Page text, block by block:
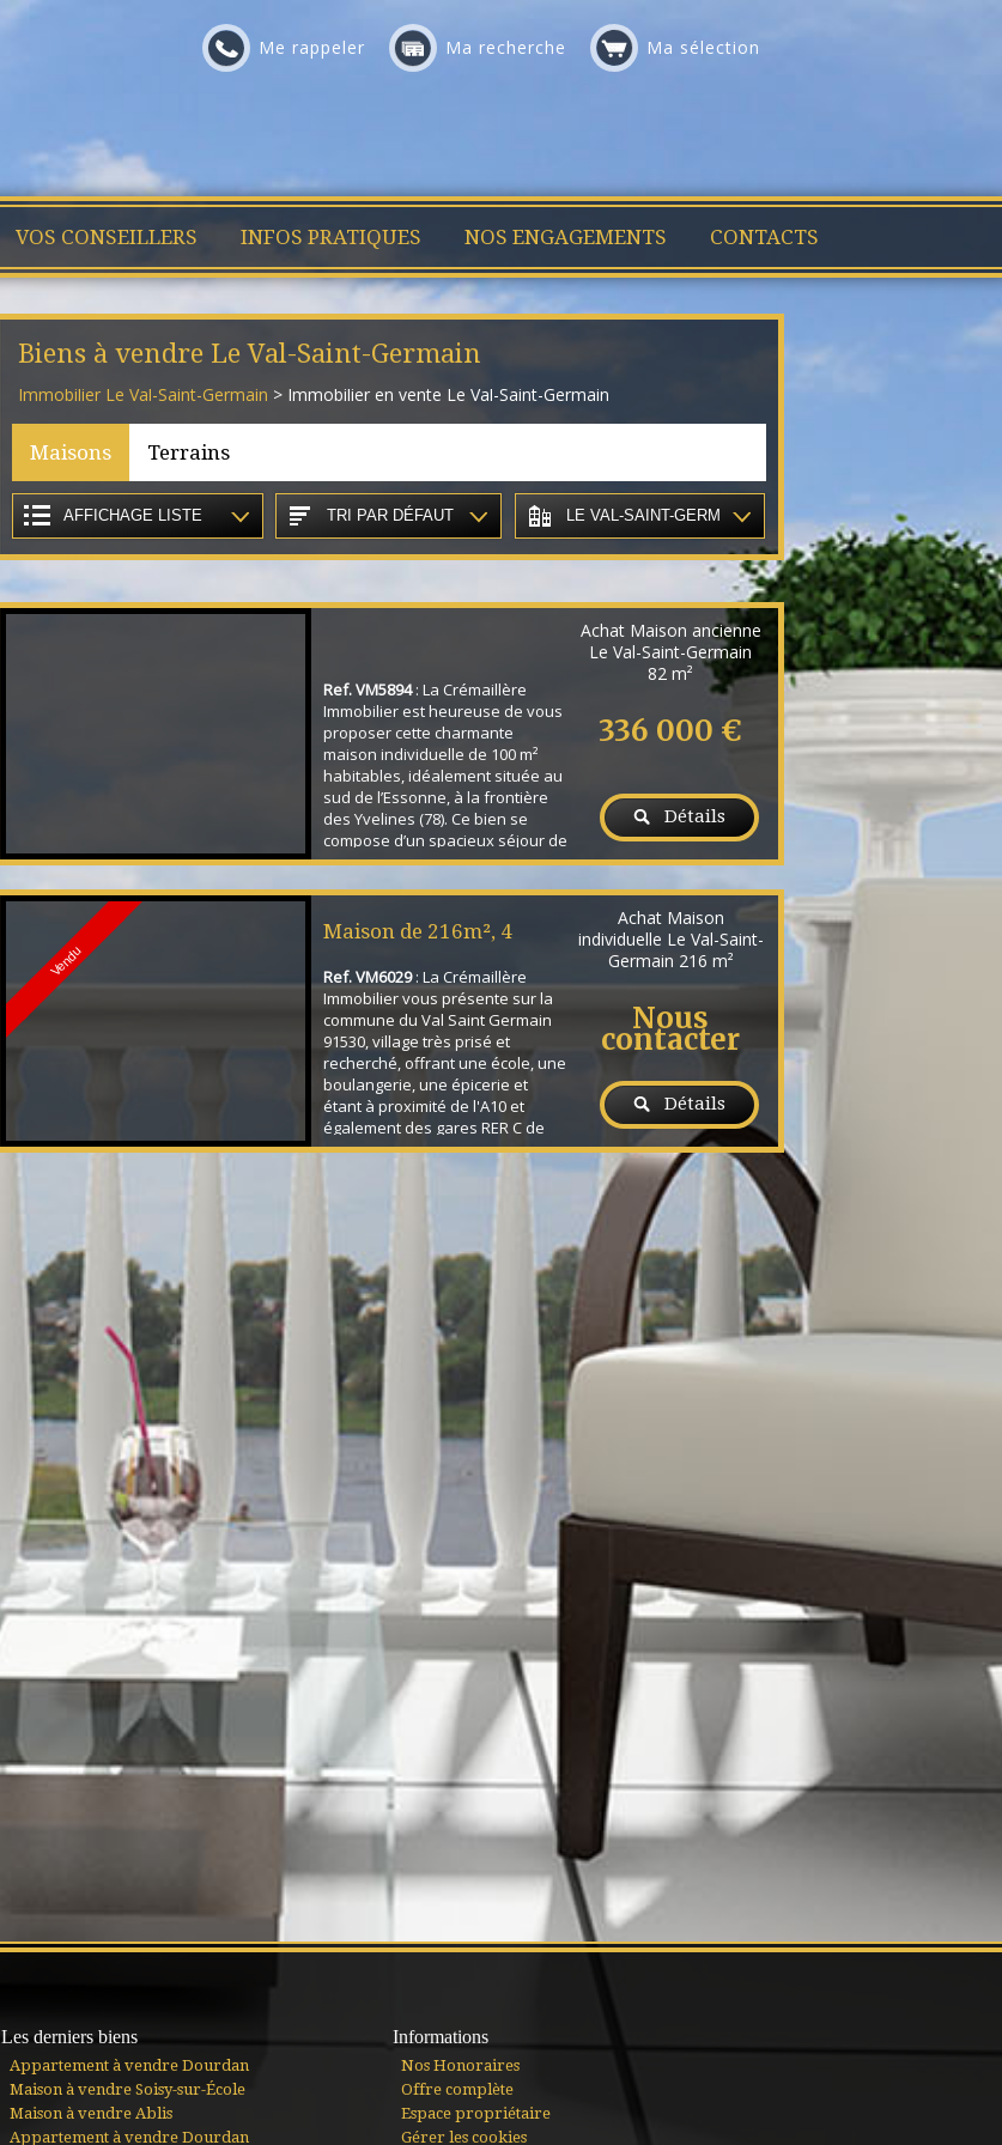
Me rappeler Ma recherche Ma sélection
VOS CONSEILLERS INFOS PRATIQUES NOS ENGAGEMENTS CONTACTS
Biens à vendre Le Val-Saint-Germain
Immobilier Le Val-Saint-Germain > Immobilier en vente Le Val-Saint-Germain
Maisons Terrains
AFFICHAGE LISTE TRI PAR DÉFAUT LE VAL-SAINT-GERMAIN
Ref. VM5894: La Crémaillère
Immobilier est heureuse de vous
proposer cette charmante
maison individuelle de 100 m²
habitables, idéalement située au
sud de l’Essonne, à la frontière
des Yvelines (78). Ce bien se
compose d’un spacieux séjour de
33 m², d’une cuisine aménagée et
d’une salle d’eau avec WC. La
maison repose sur un sous-sol
tota...
Achat Maison ancienne
Le Val-Saint-Germain
82 m²
336 000 €
Détails
Vendu
Maison de 216m², 4
chambres !!
Ref. VM6029: La Crémaillère
Immobilier vous présente sur la
commune du Val Saint Germain
91530, village très prisé et
recherché, offrant une école, une
boulangerie, une épicerie et
étant à proximité de l'A10 et
également des gares RER C de
Dourdan et Saint-Chéron.
Découvrez ce pavillon familial
La maison...
Achat Maison
individuelle Le Val-Saint-
Germain 216 m²
Nous
contacter
Détails
Les derniers biens
Appartement à vendre Dourdan
Maison à vendre Soisy-sur-École
Maison à vendre Ablis
Appartement à vendre Dourdan
Informations
Nos Honoraires
Offre complète
Espace propriétaire
Gérer les cookies